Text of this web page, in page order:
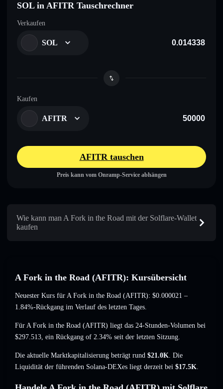
SOL in AFITR Tauschrechner
Verkaufen
SOL
Kaufen
AFITR
AFITR tauschen
Preis kann vom Onramp-Service abhängen
Wie kann man A Fork in the Road mit der Solflare-Wallet
kaufen
A Fork in the Road (AFITR): Kursübersicht
Neuester Kurs für A Fork in the Road (AFITR): $0.000021 –
1.84%-Rückgang im Verlauf des letzten Tages.
Für A Fork in the Road (AFITR) liegt das 24-Stunden-Volumen bei
$297.513, ein Rückgang of 2.34% seit der letzten Sitzung.
Die aktuelle Marktkapitalisierung beträgt rund $21.0K. Die
Liquidität der führenden Solana-DEXes liegt derzeit bei $17.5K.